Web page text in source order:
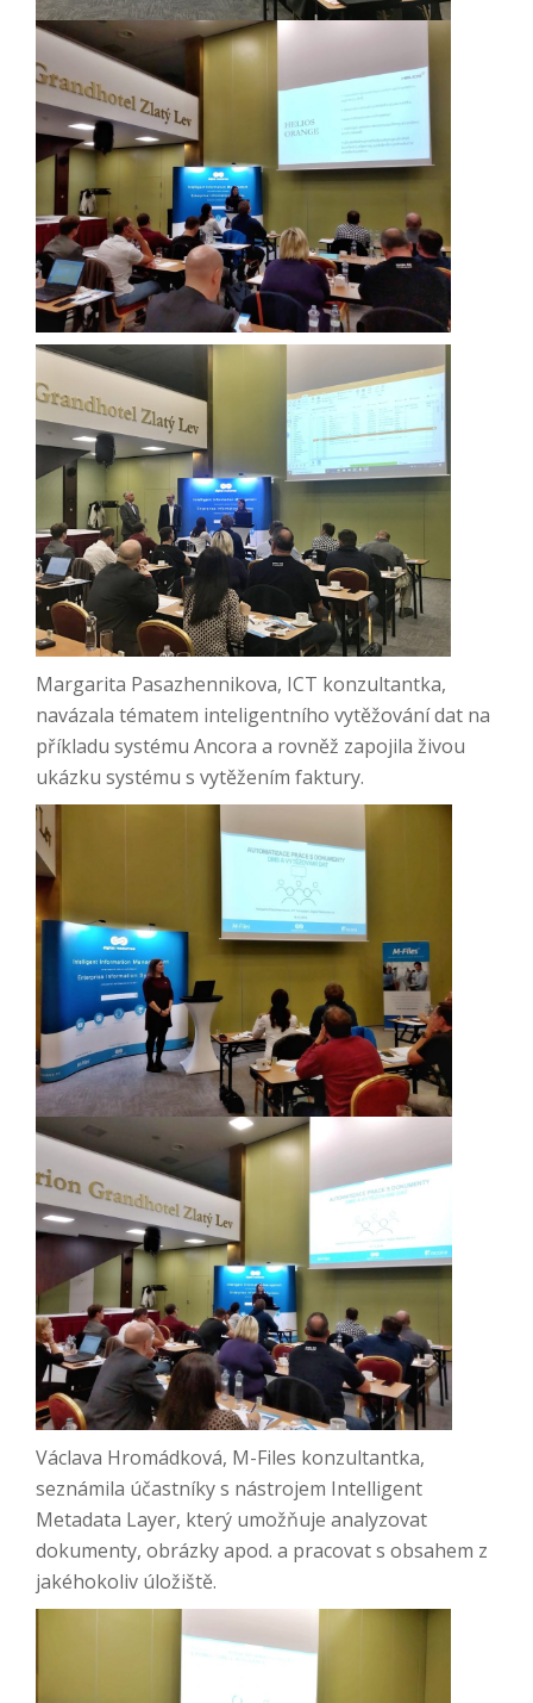
Margarita Pasazhennikova, ICT konzultantka,
navázala tématem inteligentního vytěžování dat na
příkladu systému Ancora a rovněž zapojila živou
ukázku systému s vytěžením faktury.
Václava Hromádková, M-Files konzultantka,
seznámila účastníky s nástrojem Intelligent
Metadata Layer, který umožňuje analyzovat
dokumenty, obrázky apod. a pracovat s obsahem z
jakéhokoliv úložiště.